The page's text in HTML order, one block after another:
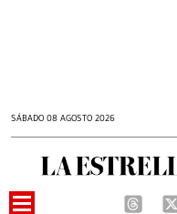
SÁBADO 08 AGOSTO 2026